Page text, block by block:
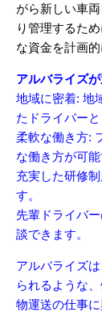
がら新しい車
り管理するた
な資金を計画
アルバライズ
地域に密着: 地
たドライバーと
柔軟な働き方:
な働き方が可能
充実した研修
す。
先輩ドライバ
談できます。
アルバライズは
られるような
物運送の仕事